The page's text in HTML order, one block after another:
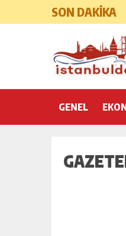
SON DAKİKA
GENEL